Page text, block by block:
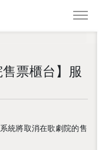
售票櫃台】服
統將取消在歌劇院的售
以確認您不是機器人。
and the Google
會員